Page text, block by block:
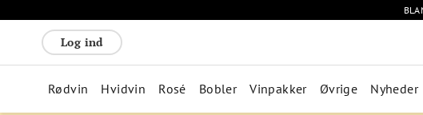
Log ind
Rødvin Hvidvin Rosé Bobler Vinpakker Øvrige Nyheder